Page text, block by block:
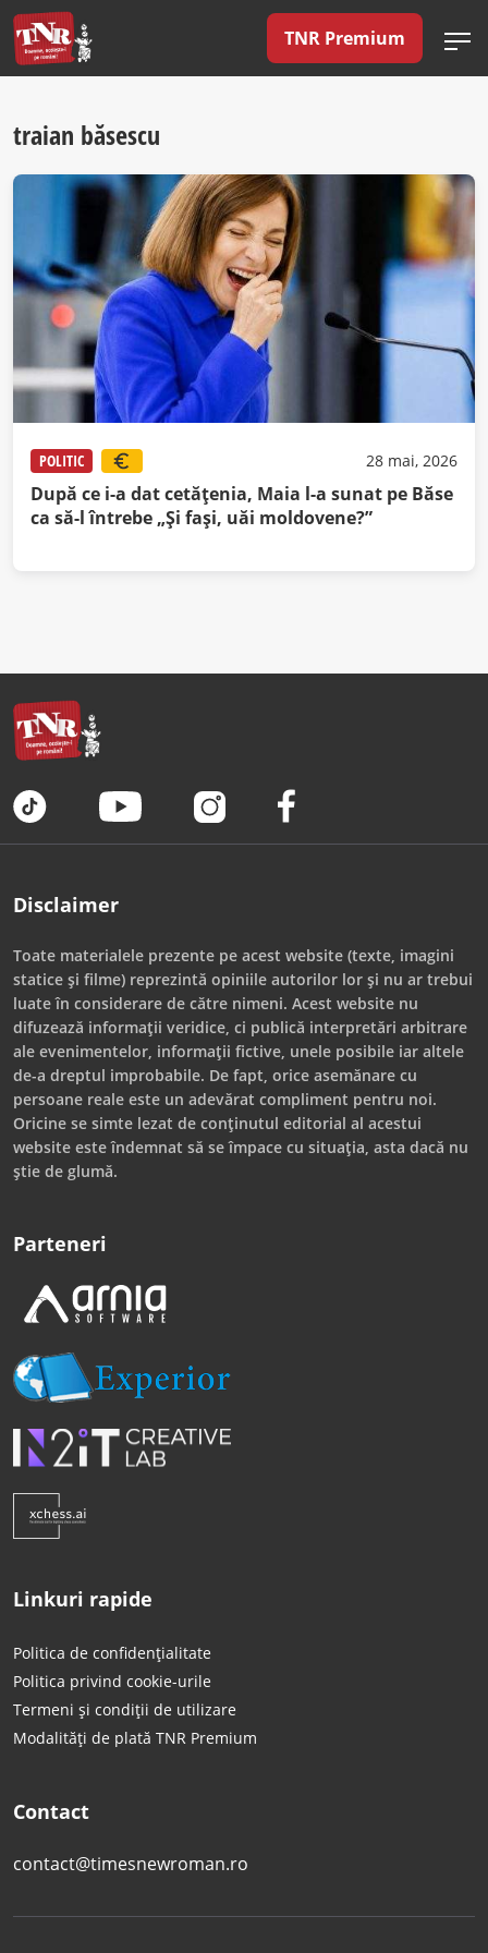
TNR Premium
traian băsescu
POLITIC 28 mai, 2026
După ce i-a dat cetățenia, Maia l-a sunat pe Băse
ca să-l întrebe „Și fași, uăi moldovene?”
Disclaimer
Toate materialele prezente pe acest website (texte, imagini
statice și filme) reprezintă opiniile autorilor lor și nu ar trebui
luate în considerare de către nimeni. Acest website nu
difuzează informații veridice, ci publică interpretări arbitrare
ale evenimentelor, informații fictive, unele posibile iar altele
de-a dreptul improbabile. De fapt, orice asemănare cu
persoane reale este un adevărat compliment pentru noi.
Oricine se simte lezat de conținutul editorial al acestui
website este îndemnat să se împace cu situația, asta dacă nu
știe de glumă.
Parteneri
Linkuri rapide
Politica de confidențialitate
Politica privind cookie-urile
Termeni și condiții de utilizare
Modalități de plată TNR Premium
Contact
contact@timesnewroman.ro